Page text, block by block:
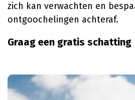
zich kan verwachten en
ontgoochelingen achteraf.
Graag een gratis schatting